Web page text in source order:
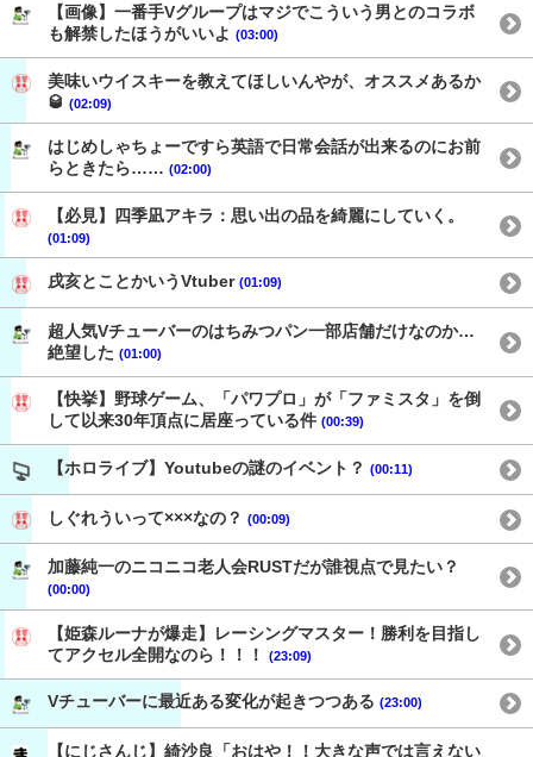
【画像】一番手Vグループはマジでこういう男とのコラボ
も解禁したほうがいいよ (03:00)
美味いウイスキーを教えてほしいんやが、オススメあるか
🥃 (02:09)
はじめしゃちょーですら英語で日常会話が出来るのにお前
らときたら…… (02:00)
【必見】四季凪アキラ：思い出の品を綺麗にしていく。
(01:09)
戌亥とことかいうVtuber (01:09)
超人気Vチューバーのはちみつパン一部店舗だけなのか…
絶望した (01:00)
【快挙】野球ゲーム、「パワプロ」が「ファミスタ」を倒
して以来30年頂点に居座っている件 (00:39)
【ホロライブ】Youtubeの謎のイベント？ (00:11)
しぐれういって×××なの？ (00:09)
加藤純一のニコニコ老人会RUSTだが誰視点で見たい？
(00:00)
【姫森ルーナが爆走】レーシングマスター！勝利を目指し
てアクセル全開なのら！！！
(23:09)
Vチューバーに最近ある変化が起きつつある (23:00)
【にじさんじ】綺沙良「おはや！！大きな声では言えない